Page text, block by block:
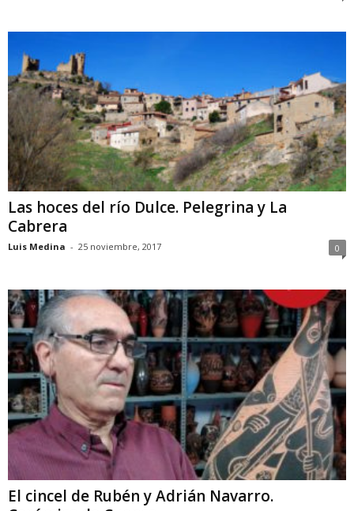
Las hoces del río Dulce. Pelegrina y La
Cabrera
Luis Medina - 25 noviembre, 2017 0
El cincel de Rubén y Adrián Navarro.